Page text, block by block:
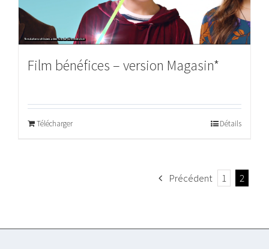
Film bénéfices – version Magasin*
Télécharger Détails
Précédent 1 2